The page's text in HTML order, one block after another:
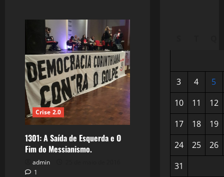
Crise 2.0
1301: A Saída de Esquerda e O
Fim do Messianismo.
admin
1
3 4
5
10
11
12
17
18
19
24
25
26
31